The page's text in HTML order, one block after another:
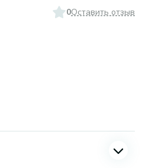
0Оставить отзыв